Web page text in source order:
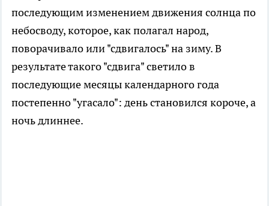
последующим изменением движения солнца по
небосводу, которое, как полагал народ,
поворачивало или "сдвигалось" на зиму. В
результате такого "сдвига" светило в
последующие месяцы календарного года
постепенно "угасало": день становился короче, а
ночь длиннее.